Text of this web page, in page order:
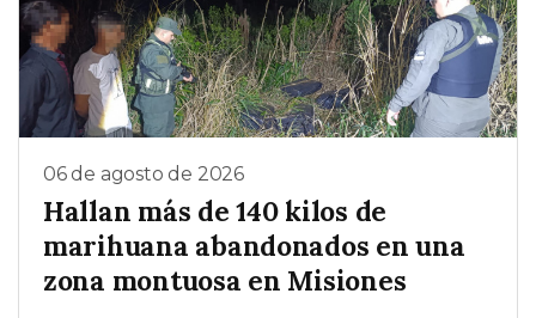
06 de agosto de 2026
Hallan más de 140 kilos de
marihuana abandonados en una
zona montuosa en Misiones